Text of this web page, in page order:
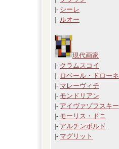
|- シーレ
|- ルオー
現代画家
|- クラムスコイ
|- ロベール・ドローネ
|- マレーヴィチ
|- モンドリアン
|- アイヴァゾフスキー
|- モーリス・ドニ
|- アルチンボルド
|- マグリット